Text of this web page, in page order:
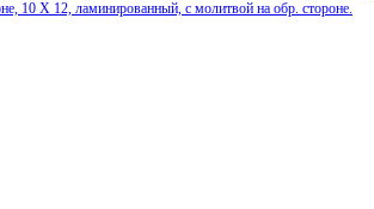
10 Х 12, ламинированный, с молитвой на обр. стороне.